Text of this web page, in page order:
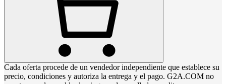
Cada oferta procede de un vendedor independiente que establece su
precio, condiciones y autoriza la entrega y el pago. G2A.COM no